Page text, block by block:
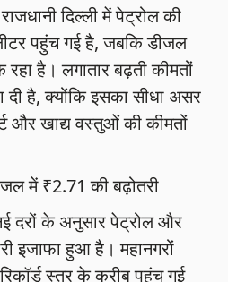
दिल्ली में पेट्रोल की
पहुंच गई है, जबकि डीजल
है। लगातार बढ़ती कीमतों
दी है, क्योंकि इसका सीधा असर
और खाद्य वस्तुओं की कीमतों
में ₹2.71 की बढ़ोतरी
नई दरों के अनुसार पेट्रोल और
इजाफा हुआ है। महानगरों
स्तर के करीब पहुंच गई